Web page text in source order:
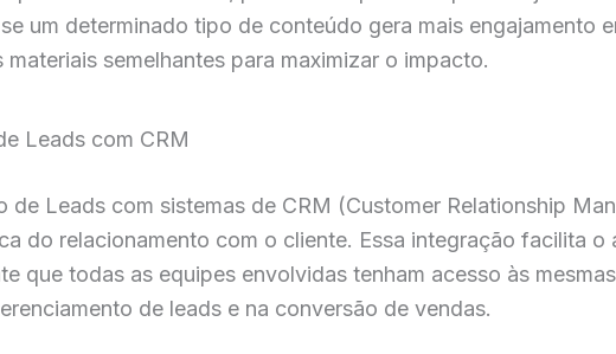
um determinado tipo de conteúdo gera mais engajamento
semelhantes para maximizar o impacto.
Leads com CRM
Leads com sistemas de CRM (Customer Relationship
do relacionamento com o cliente. Essa integração facilita o
que todas as equipes envolvidas tenham acesso às
de leads e na conversão de vendas.